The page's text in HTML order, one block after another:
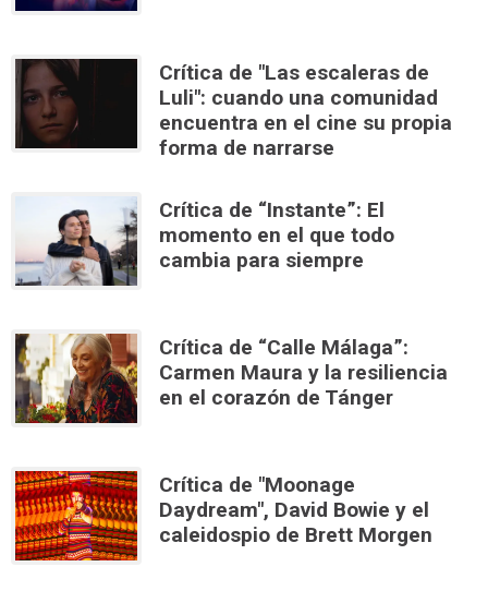
Crítica de "Las escaleras de
Luli": cuando una comunidad
encuentra en el cine su propia
forma de narrarse
Crítica de “Instante”: El
momento en el que todo
cambia para siempre
Crítica de “Calle Málaga”:
Carmen Maura y la resiliencia
en el corazón de Tánger
Crítica de "Moonage
Daydream", David Bowie y el
caleidospio de Brett Morgen